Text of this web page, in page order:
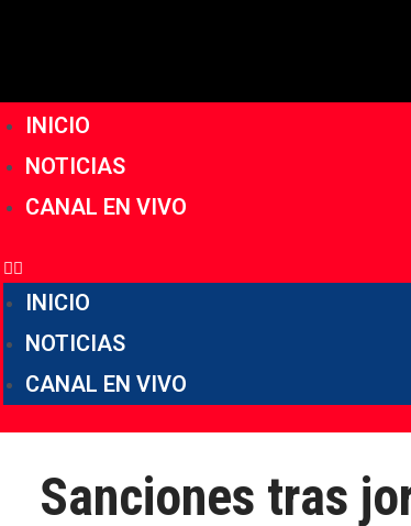
INICIO
NOTICIAS
CANAL EN VIVO
INICIO
NOTICIAS
CANAL EN VIVO
Sanciones tras